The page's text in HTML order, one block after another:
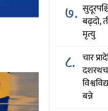
७. बढ्दो,
मृत्यु
८. चार
बन्ने